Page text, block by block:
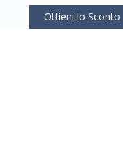
Ottieni lo Sconto